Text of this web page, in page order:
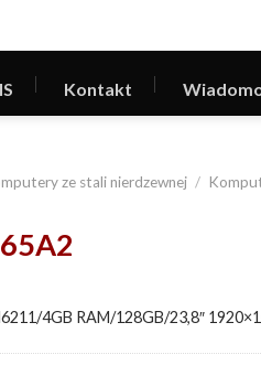
Kontakt
ze stali nierdzewnej /
4GB RAM/128GB/23,8″